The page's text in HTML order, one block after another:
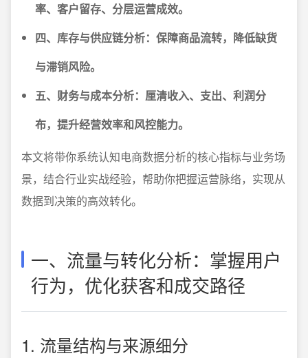
率、客户留存、分层运营成效。
四、库存与供应链分析：保障商品流转，降低缺货
与滞销风险。
五、财务与成本分析：厘清收入、支出、利润分
布，提升经营效率和风控能力。
本文将带你系统认知电商数据分析的核心指标与业务场
景，结合行业实战经验，帮助你把握运营脉络，实现从
数据到决策的高效转化。
一、流量与转化分析：掌握用户
行为，优化获客和成交路径
1. 流量结构与来源细分